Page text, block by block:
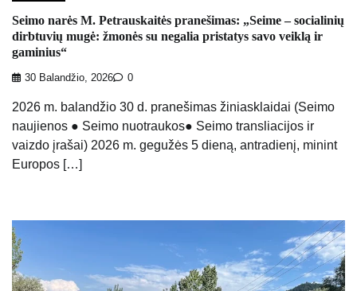
Seimo narės M. Petrauskaitės pranešimas: „Seime – socialinių
dirbtuvių mugė: žmonės su negalia pristatys savo veiklą ir
gaminius“
30 Balandžio, 2026 0
2026 m. balandžio 30 d. pranešimas žiniasklaidai (Seimo
naujienos ● Seimo nuotraukos● Seimo transliacijos ir
vaizdo įrašai) 2026 m. gegužės 5 dieną, antradienį, minint
Europos […]